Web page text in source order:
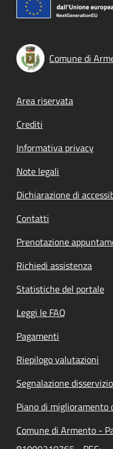
Comune di
Footer menu
Area riservata
Crediti
Informativa privacy
Note legali
Dichiarazione di
Contatti
Prenotazione
Richiedi assistenza
Statistiche del portale
Leggi le FAQ
Pagamenti
Riepilogo valutazioni
Segnalazione disservizio
Piano di miglioramento
Comune di Armento -